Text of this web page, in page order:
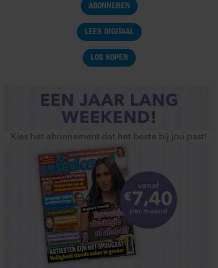
ABONNEREN
LEES DIGITAAL
LOS KOPEN